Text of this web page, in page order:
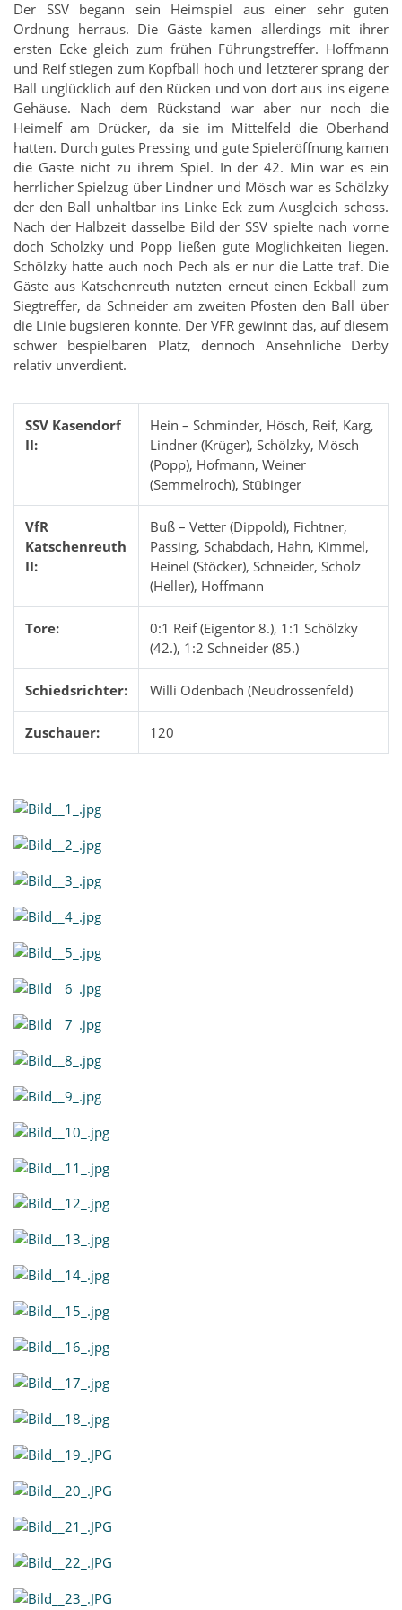
Der SSV begann sein Heimspiel aus einer sehr guten
Ordnung herraus. Die Gäste kamen allerdings mit ihrer
ersten Ecke gleich zum frühen Führungstreffer. Hoffmann
und Reif stiegen zum Kopfball hoch und letzterer sprang der
Ball unglücklich auf den Rücken und von dort aus ins eigene
Gehäuse. Nach dem Rückstand war aber nur noch die
Heimelf am Drücker, da sie im Mittelfeld die Oberhand
hatten. Durch gutes Pressing und gute Spieleröffnung kamen
die Gäste nicht zu ihrem Spiel. In der 42. Min war es ein
herrlicher Spielzug über Lindner und Mösch war es Schölzky
der den Ball unhaltbar ins Linke Eck zum Ausgleich schoss.
Nach der Halbzeit dasselbe Bild der SSV spielte nach vorne
doch Schölzky und Popp ließen gute Möglichkeiten liegen.
Schölzky hatte auch noch Pech als er nur die Latte traf. Die
Gäste aus Katschenreuth nutzten erneut einen Eckball zum
Siegtreffer, da Schneider am zweiten Pfosten den Ball über
die Linie bugsieren konnte. Der VFR gewinnt das, auf diesem
schwer bespielbaren Platz, dennoch Ansehnliche Derby
relativ unverdient.
SSV Kasendorf
II:
Hein – Schminder, Hösch, Reif, Karg,
Lindner (Krüger), Schölzky, Mösch
(Popp), Hofmann, Weiner
(Semmelroch), Stübinger
VfR
Katschenreuth
II:
Buß – Vetter (Dippold), Fichtner,
Passing, Schabdach, Hahn, Kimmel,
Heinel (Stöcker), Schneider, Scholz
(Heller), Hoffmann
Tore:
0:1 Reif (Eigentor 8.), 1:1 Schölzky
(42.), 1:2 Schneider (85.)
Schiedsrichter: Willi Odenbach (Neudrossenfeld)
Zuschauer: 120